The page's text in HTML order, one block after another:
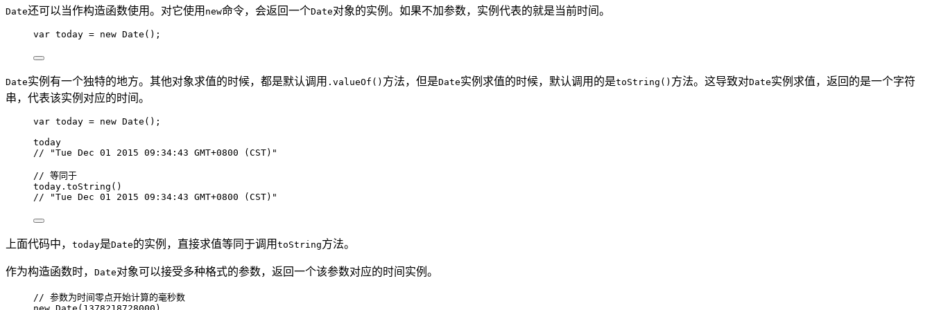
Date还可以当作构造函数使用。对它使用 new命令，会返回一个Date对象的实例。如果不加参数，实例代表的就是当前时间。
var today = new Date ();
Date实例有一个独特的地方。其他对象求值的时候，都是默认调用 .valueOf() 方法，但是Date实例求值的时候，默认调用的是toString() 方法。这导致对Date实例求值，返回的是一个字符
串，代表该实例对应的时间。
var today = new Date ();
today
// "Tue Dec 01 2015 09:34:43 GMT+0800 (CST)"
// 等同于
today . toString ()
// "Tue Dec 01 2015 09:34:43 GMT+0800 (CST)"
上面代码中， today是Date的实例，直接求值等同于调用 toString方法。
作为构造函数时， Date对象可以接受多种格式的参数，返回一个该参数对应的时间实例。
// 参数为时间零点开始计算的毫秒数